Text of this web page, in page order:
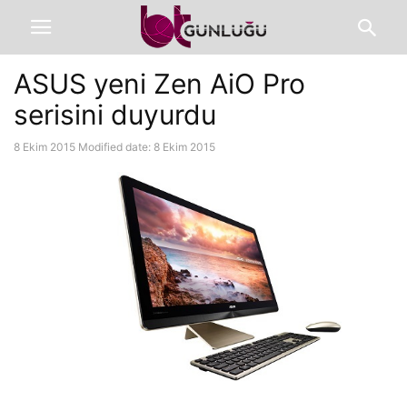
ASUS yeni Zen AiO Pro
serisini duyurdu
8 Ekim 2015 Modified date: 8 Ekim 2015